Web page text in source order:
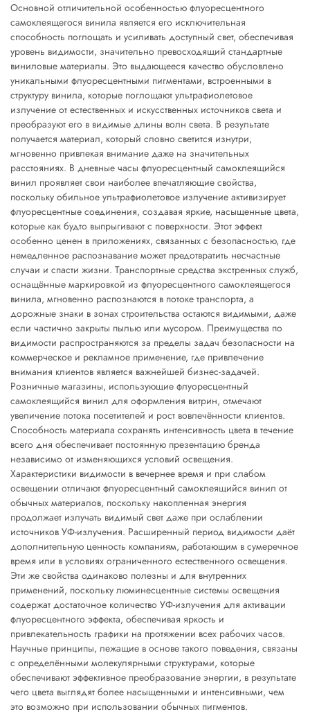
Основной отличительной особенностью флуоресцентного
самоклеящегося винила является его исключительная
способность поглощать и усиливать доступный свет, обеспечивая
уровень видимости, значительно превосходящий стандартные
виниловые материалы. Это выдающееся качество обусловлено
уникальными флуоресцентными пигментами, встроенными в
структуру винила, которые поглощают ультрафиолетовое
излучение от естественных и искусственных источников света и
преобразуют его в видимые длины волн света. В результате
получается материал, который словно светится изнутри,
мгновенно привлекая внимание даже на значительных
расстояниях. В дневные часы флуоресцентный самоклеящийся
винил проявляет свои наиболее впечатляющие свойства,
поскольку обильное ультрафиолетовое излучение активизирует
флуоресцентные соединения, создавая яркие, насыщенные цвета,
которые как будто выпрыгивают с поверхности. Этот эффект
особенно ценен в приложениях, связанных с безопасностью, где
немедленное распознавание может предотвратить несчастные
случаи и спасти жизни. Транспортные средства экстренных служб,
оснащённые маркировкой из флуоресцентного самоклеящегося
винила, мгновенно распознаются в потоке транспорта, а
дорожные знаки в зонах строительства остаются видимыми, даже
если частично закрыты пылью или мусором. Преимущества по
видимости распространяются за пределы задач безопасности на
коммерческое и рекламное применение, где привлечение
внимания клиентов является важнейшей бизнес-задачей.
Розничные магазины, использующие флуоресцентный
самоклеящийся винил для оформления витрин, отмечают
увеличение потока посетителей и рост вовлечённости клиентов.
Способность материала сохранять интенсивность цвета в течение
всего дня обеспечивает постоянную презентацию бренда
независимо от изменяющихся условий освещения.
Характеристики видимости в вечернее время и при слабом
освещении отличают флуоресцентный самоклеящийся винил от
обычных материалов, поскольку накопленная энергия
продолжает излучать видимый свет даже при ослаблении
источников УФ-излучения. Расширенный период видимости даёт
дополнительную ценность компаниям, работающим в сумеречное
время или в условиях ограниченного естественного освещения.
Эти же свойства одинаково полезны и для внутренних
применений, поскольку люминесцентные системы освещения
содержат достаточное количество УФ-излучения для активации
флуоресцентного эффекта, обеспечивая яркость и
привлекательность графики на протяжении всех рабочих часов.
Научные принципы, лежащие в основе такого поведения, связаны
с определёнными молекулярными структурами, которые
обеспечивают эффективное преобразование энергии, в результате
чего цвета выглядят более насыщенными и интенсивными, чем
это возможно при использовании обычных пигментов.